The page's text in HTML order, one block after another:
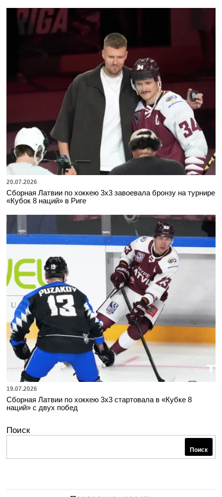
20.07.2026
Сборная Латвии по хоккею 3х3 завоевала бронзу на турнире
«Кубок 8 наций» в Риге
19.07.2026
Сборная Латвии по хоккею 3х3 стартовала в «Кубке 8
наций» с двух побед
Поиск
Поиск